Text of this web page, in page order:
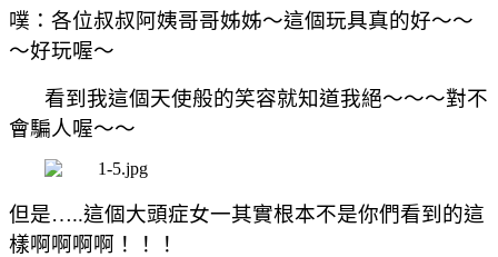
噗：各位叔叔阿姨哥哥姊姊～這個玩具真的好～～
～好玩喔～
看到我這個天使般的笑容就知道我絕～～～對不
會騙人喔～～
但是…..這個大頭症女一其實根本不是你們看到的這
樣啊啊啊啊！！！